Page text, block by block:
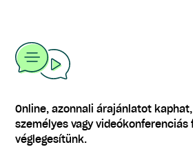
Online, azonnali árajánlatot
személyes vagy videókonferenciás
véglegesítünk.